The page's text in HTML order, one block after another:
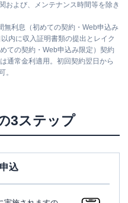
および、メンテナンス時間等を除き
無利息（初めての契約・Web申込み
内に収入証明書類の提出とレイク
ての契約・Web申込み限定）契約
通常金利適用。初回契約翌日から
。
3ステップ
込